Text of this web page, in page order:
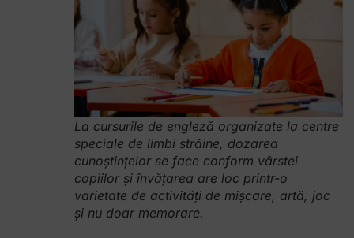
La cursurile de engleză organizate la centre
speciale de limbi străine, dozarea
cunoștințelor se face conform vârstei
copiilor și învățarea are loc printr-o
varietate de activități de mișcare, artă, joc
și nu doar memorare.